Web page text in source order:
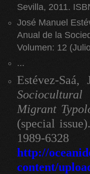
Sevilla, 2011.
José Manuel
Anual de la
Volumen: 12
...
Estévez-
Migrant
(special
1989-6328
http://
content/